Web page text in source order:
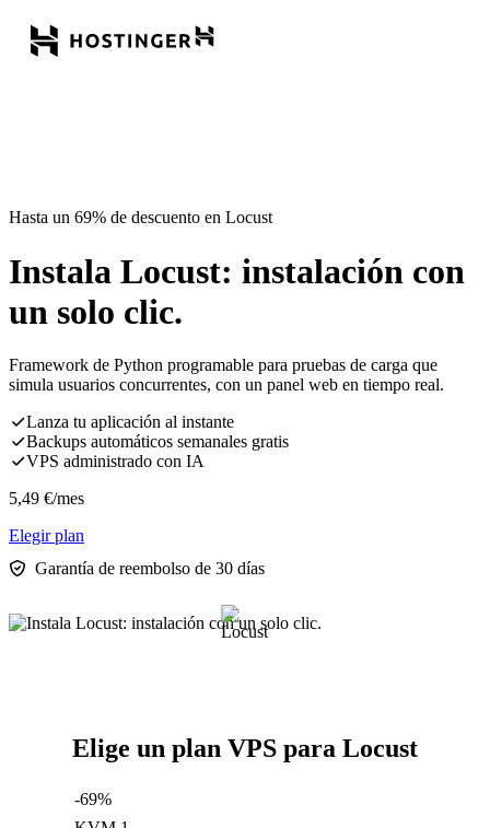
Hasta un 69% de descuento en Locust
Instala Locust: instalación con
un solo clic.
Framework de Python programable para pruebas de carga que
simula usuarios concurrentes, con un panel web en tiempo real.
Lanza tu aplicación al instante
Backups automáticos semanales gratis
VPS administrado con IA
5,49 €/mes
Elegir plan
Garantía de reembolso de 30 días
Elige un plan VPS para Locust
-69%